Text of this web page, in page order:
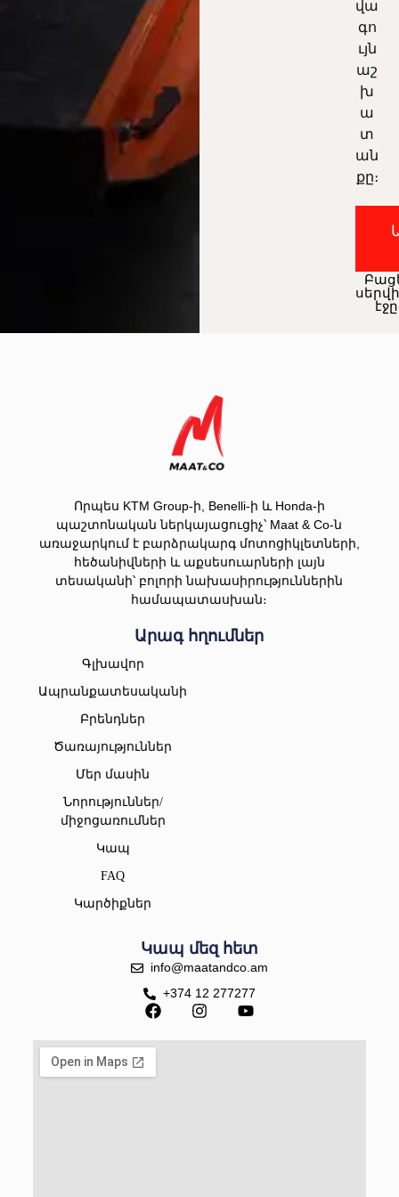
վա
գո
ւյն
աշ
խ
ա
տ
ան
քը։
էջը
Որպես KTM Group-ի, Benelli-ի և Honda-ի
պաշտոնական ներկայացուցիչ՝ Maat & Co-ն
առաջարկում է բարձրակարգ մոտոցիկլետների,
հեծանիվների և աքսեսուարների լայն
տեսականի՝ բոլորի նախասիրություններին
համապատասխան։
Արագ հղումներ
Գլխավոր
Ապրանքատեսականի
Բրենդներ
Ծառայություններ
Մեր մասին
Նորություններ/
միջոցառումներ
Կապ
FAQ
Կարծիքներ
Կապ մեզ հետ
info@maatandco.am
+374 12 277277